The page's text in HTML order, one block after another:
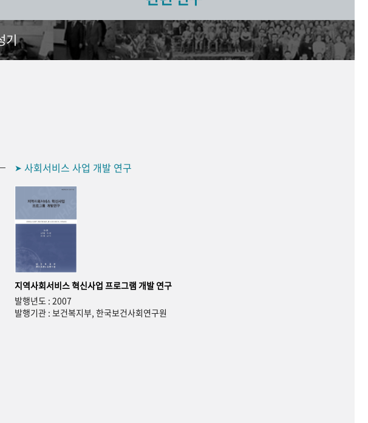
기
➤ 사회서비스 사업 개발 연구
지역사회서비스 혁신사업 프로그램 개발 연구
발행년도 : 2007
발행기관 : 보건복지부, 한국보건사회연구원